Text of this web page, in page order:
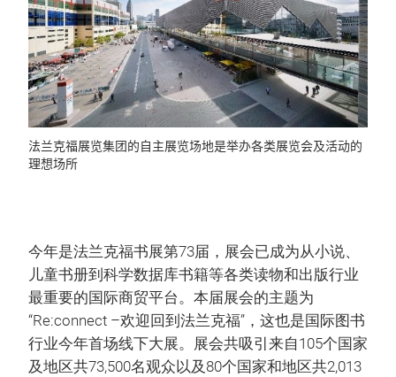
法兰克福展览集团的自主展览场地是举办各类展览会及活动的
理想场所
今年是法兰克福书展第73届，展会已成为从小说、
儿童书册到科学数据库书籍等各类读物和出版行业
最重要的国际商贸平台。本届展会的主题为
“Re:connect –欢迎回到法兰克福”，这也是国际图书
行业今年首场线下大展。展会共吸引来自105个国家
及地区共73,500名观众以及80个国家和地区共2,013